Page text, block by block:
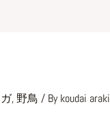
,野鳥 / Bykoudai araki